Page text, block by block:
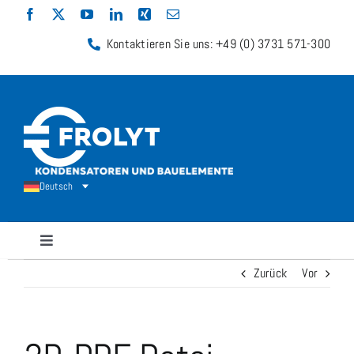
Kontaktieren Sie uns: +49 (0) 3731 571-300
Deutsch
Navigation
Zurück Vor